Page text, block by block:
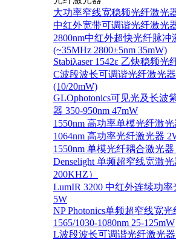
大功率窄线宽稳频光纤激光器
中红外宽带可调谐光纤激光
2800nm中红外超快光纤脉冲
(~35MHz 2800±5nm 35mW)
Stabiλaser 1542ε 乙炔稳频光
C波段波长可调谐光纤激光器
(10/20mW)
GLOphotonics可见光及长波
器 350-950nm 47mW
1550nm 高功率单模光纤激光
1064nm 高功率光纤激光器
1550nm 单模光纤耦合激光
Denselight 单频超窄线宽激光
200KHZ）
LumIR 3200 中红外连续功率
5W
NP Photonics单频超窄线宽
1565/1030-1080nm 25-125mW
L波段波长可调谐光纤激光器